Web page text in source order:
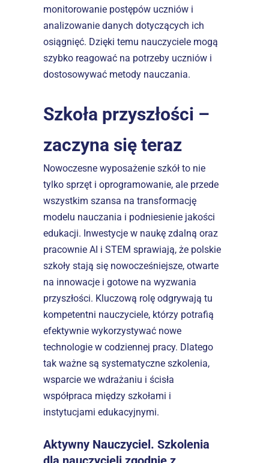
monitorowanie postępów uczniów i
analizowanie danych dotyczących ich
osiągnięć. Dzięki temu nauczyciele mogą
szybko reagować na potrzeby uczniów i
dostosowywać metody nauczania.
Szkoła przyszłości –
zaczyna się teraz
Nowoczesne wyposażenie szkół to nie
tylko sprzęt i oprogramowanie, ale przede
wszystkim szansa na transformację
modelu nauczania i podniesienie jakości
edukacji. Inwestycje w naukę zdalną oraz
pracownie AI i STEM sprawiają, że polskie
szkoły stają się nowocześniejsze, otwarte
na innowacje i gotowe na wyzwania
przyszłości. Kluczową rolę odgrywają tu
kompetentni nauczyciele, którzy potrafią
efektywnie wykorzystywać nowe
technologie w codziennej pracy. Dlatego
tak ważne są systematyczne szkolenia,
wsparcie we wdrażaniu i ścisła
współpraca między szkołami i
instytucjami edukacyjnymi.
Aktywny Nauczyciel. Szkolenia